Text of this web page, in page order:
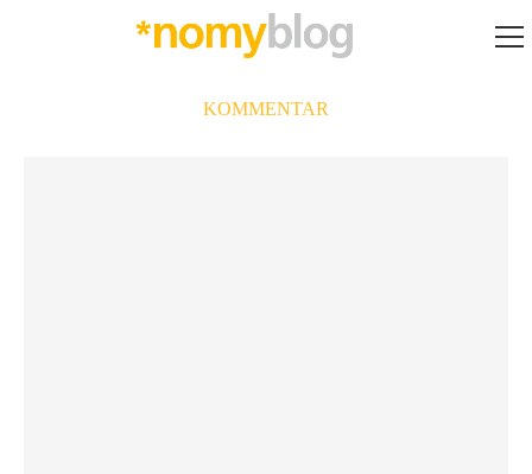
KOMMENTAR